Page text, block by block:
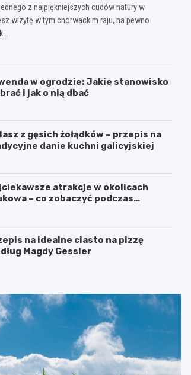
z najpiękniejszych cudów natury w
wizytę w tym chorwackim raju, na pewno
w ogrodzie: Jakie stanowisko
i jak o nią dbać
z gęsich żołądków – przepis na
danie kuchni galicyjskiej
atrakcje w okolicach
– co zobaczyć podczas
na idealne ciasto na pizzę
Magdy Gessler